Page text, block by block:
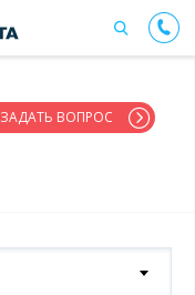
ЗАДАТЬ ВОПРОС